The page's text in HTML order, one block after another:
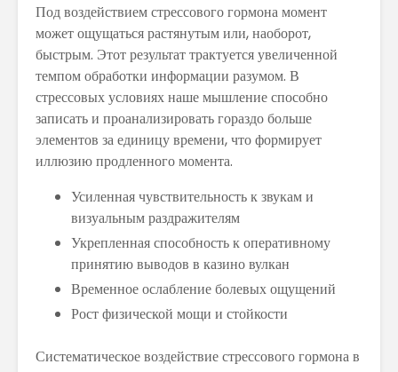
Под воздействием стрессового гормона момент
может ощущаться растянутым или, наоборот,
быстрым. Этот результат трактуется увеличенной
темпом обработки информации разумом. В
стрессовых условиях наше мышление способно
записать и проанализировать гораздо больше
элементов за единицу времени, что формирует
иллюзию продленного момента.
Усиленная чувствительность к звукам и
визуальным раздражителям
Укрепленная способность к оперативному
принятию выводов в казино вулкан
Временное ослабление болевых ощущений
Рост физической мощи и стойкости
Систематическое воздействие стрессового гормона в